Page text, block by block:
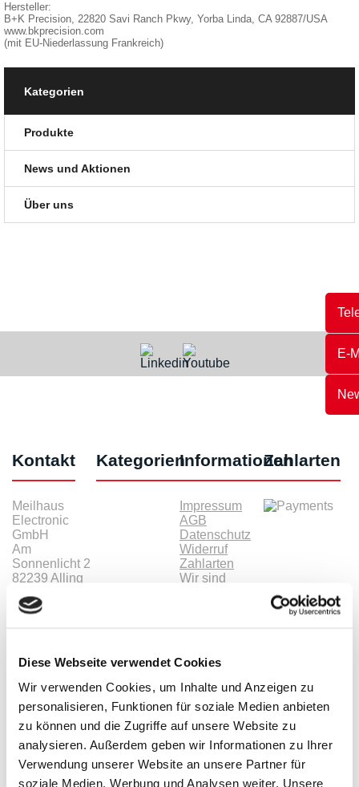
Diese Webseite verwendet Cookies
Wir verwenden Cookies, um Inhalte und Anzeigen zu
personalisieren, Funktionen für soziale Medien anbieten
zu können und die Zugriffe auf unsere Website zu
analysieren. Außerdem geben wir Informationen zu Ihrer
Verwendung unserer Website an unsere Partner für
soziale Medien, Werbung und Analysen weiter. Unsere
E-
Hersteller:
B+K Precision, 22820 Savi Ranch Pkwy, Yorba Linda, CA 92887/USA
www.bkprecision.com
(mit EU-Niederlassung Frankreich)
Kategorien
Produkte
News und Aktionen
Über uns
Kontakt
Meilhaus
Electronic
GmbH
Am
Sonnenlicht 2
82239 Alling
+49(0)8141/5271-
KategorienInformationen
Impressum
AGB
Datenschutz
Widerruf
Zahlarten
Wir sind
Zahlarten
Shopsoftware CosmoShop
Produkte
Oszilloskope, Logik-Analyse
Tisch-Oszilloskope mit Display
Modular-Oszilloskope, USB, LAN, SoC
Handheld Oszilloskope